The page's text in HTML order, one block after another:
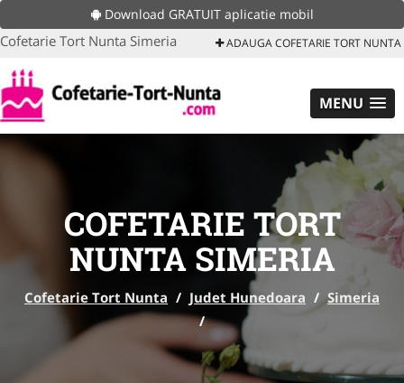
Download GRATUIT aplicatie mobil
Cofetarie Tort Nunta Simeria ADAUGA COFETARIE TORT NUNTA
MENU
COFETARIE TORT
NUNTA SIMERIA
Cofetarie Tort Nunta / Judet Hunedoara / Simeria
/